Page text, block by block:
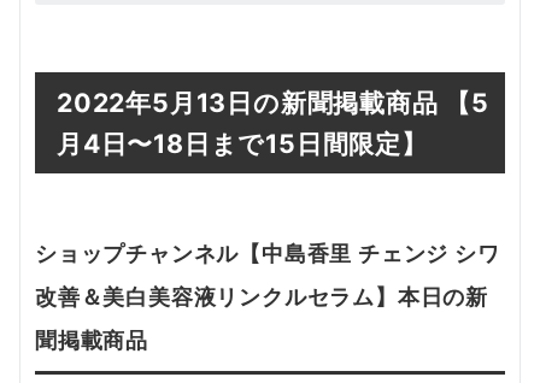
2022年5月13日の新聞掲載商品 【5
月4日〜18日まで15日間限定】
ショップチャンネル【中島香里 チェンジ シワ
改善＆美白美容液リンクルセラム】本日の新
聞掲載商品